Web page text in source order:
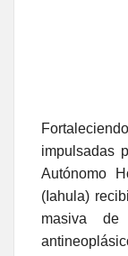
impulsadas
Autónomo
(Iahula)
masiva de